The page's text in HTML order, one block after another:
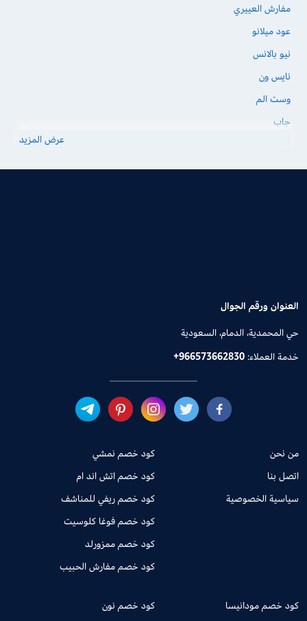
مفارش العييري
عود ميلانو
نيو بالانس
نايس ون
وست الم
جاب
عرض المزيد
العنوان ورقم الجوال
حي المحمدية، الدمام، السعودية
خدمة العملاء:+966573662830
من نحن
اتصل بنا
سياسية الخصوصية
كود خصم نمشي
كود خصم اتش اند ام
كود خصم ريفي للمناشف
كود خصم فوغا كلوسيت
كود خصم ممزورلد
كود خصم مفارش الحبيب
كود خصم مودانيسا كود خصم نون